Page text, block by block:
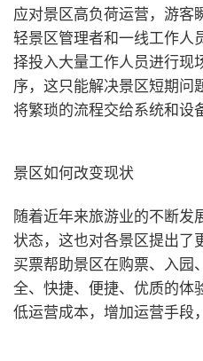
应对景区高负荷运营，游客
轻景区管理者和一线工作人
择投入大量工作人员进行现
序，这只能解决景区短期问
将繁琐的流程交给系统和设
景区如何改变现状
随着近年来旅游业的不断发
状态，这也对各景区提出了
买票帮助景区在购票、入园
全、快捷、便捷、优质的体
低运营成本，增加运营手段